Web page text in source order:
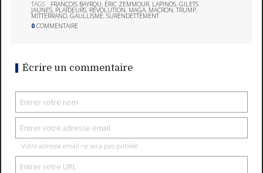
TAGS : FRANÇOIS BAYROU, ÉRIC ZEMMOUR, LAPINOS,GILETS
JAUNES, PLAIDEURS, RÉVOLUTION, MAGA, MACRON,TRUMP,
MITTERRAND,GAULLISME,SURENDETTEMENT
0 COMMENTAIRE
Écrire un commentaire
Votre adresse email ne sera pas publiée